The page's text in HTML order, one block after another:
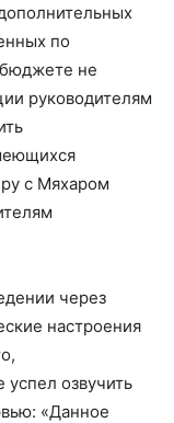
по
не
руководителям
с Мяхаром
через
настроения
озвучить
«Данное